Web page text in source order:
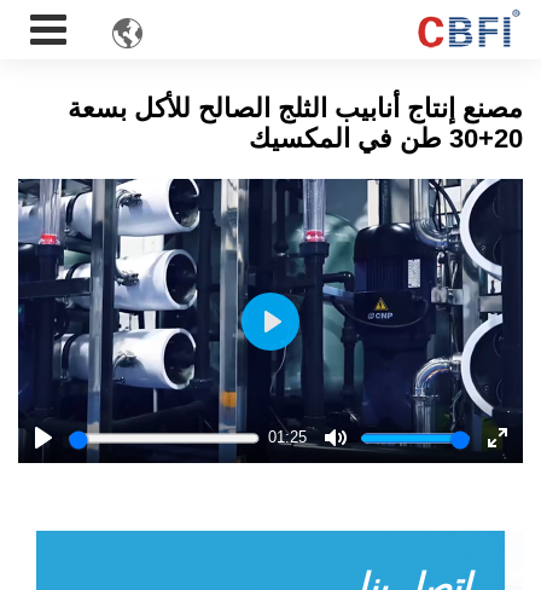

مصنع إنتاج أنابيب الثلج الصالح للأكل بسعة
20+30 طن في المكسيك
Play
01:25
Mute
Enter
Play